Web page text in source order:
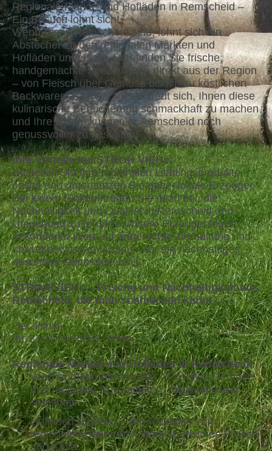
Regionale Märkte und Hofläden in Remscheid –
Ein Besuch lohnt sich!
Wenn Sie in Remscheid sind, lohnt sich ein
Abstecher zu den regionalen Märkten und
Hofläden unbedingt. Hier finden Sie frische,
handgemachte Spezialitäten direkt aus der Region
– von Fleisch über Gemüse bis hin zu köstlichen
Backwaren. STROH VIEH
freut sich, Ihnen diese
kulinarische Bereicherung schmackhaft zu machen
und Ihre Entdeckungen in Remscheid noch
genussvoller zu gestalten!
Ihre Vorteile bei STROH VIEH®:
Bestellen Sie Ihre regionalen Lieblingsprodukte
online und unterstützen Sie dabei lokale Erzeuger.
Bei jedem Einkauf tragen Sie dazu bei, die
Nachhaltigkeit und Qualität in Remscheid und
Umgebung zu fördern. Unsere Erzeuger legen
besonderen Wert auf artgerechte Tierhaltung und
umweltbewussten Anbau – für ein nachhaltiges,
gesundes Genusserlebnis.
STROH VIEH®– Frische und Nachhaltigkeit aus
Remscheid, die man schmecken kann!
Herzlichst,
Ihr STROH VIEH®-Team
Regionale Märkte und Hofläden in Remscheid:
Wochenmarkt Alleestraße – Frisches Gemüse
und regionale Spezialitäten, mittwochs und
samstags.
Hofladen Steffens – Bio-Produkte vom
regionalen Bauernhof, ideal für frisches Fleisch
und Käse.